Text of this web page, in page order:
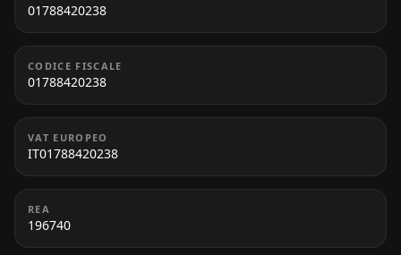
01788420238
CODICE FISCALE
01788420238
VAT EUROPEO
IT01788420238
REA
196740